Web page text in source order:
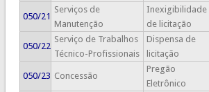
050/21
Serviços de
Manutenção
Inexigibilidade
de licitação
050/22
Serviço de Trabalhos
Técnico-Profissionais
Dispensa de
licitação
050/23 Concessão
Pregão
Eletrônico